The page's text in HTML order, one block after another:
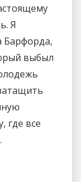
Я
Барфорда,
выбыл
где все